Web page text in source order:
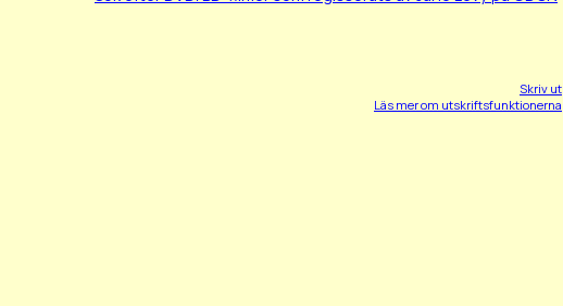
Skriv ut
Läs mer om utskriftsfunktionerna